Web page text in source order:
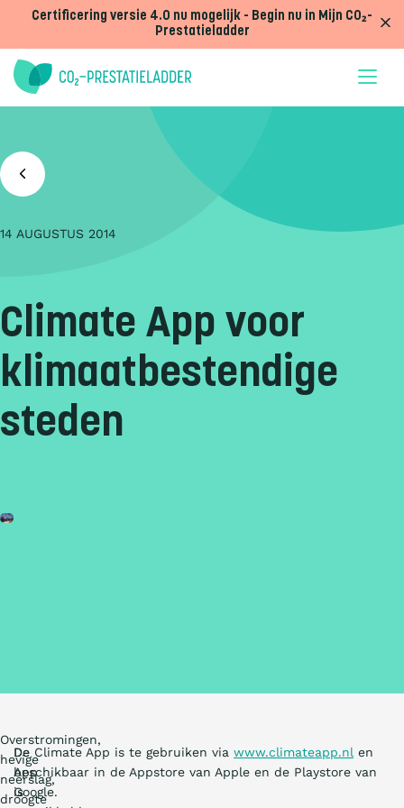
Certificering versie 4.0 nu mogelijk - Begin nu in Mijn CO₂-
Prestatieladder
14 AUGUSTUS 2014
Climate App voor
klimaatbestendige
steden
Overstromingen,
hevige
neerslag,
droogte
De
App
is
De Climate App is te gebruiken via www.climateapp.nl en
beschikbaar in de Appstore van Apple en de Playstore van
Google.